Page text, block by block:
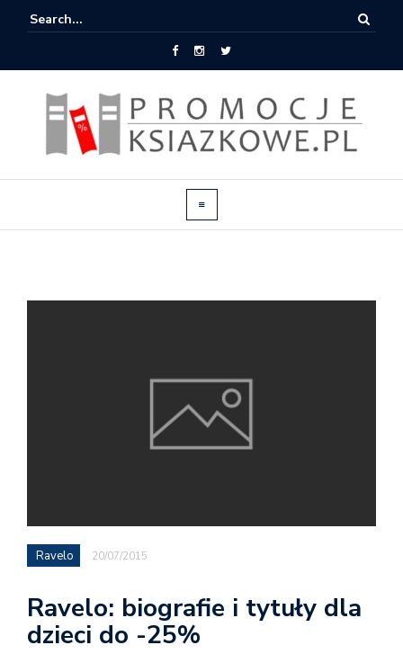
Ravelo 20/07/2015
Ravelo: biografie i tytuły dla
dzieci do -25%